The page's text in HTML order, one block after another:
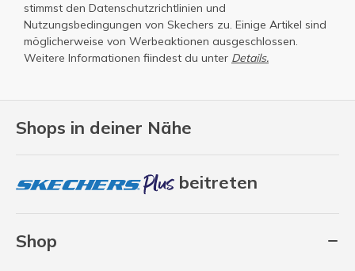
Shops in deiner Nähe
beitreten
Shop
stimmst den Datenschutzrichtlinien und
Nutzungsbedingungen von Skechers zu. Einige Artikel sind
möglicherweise von Werbeaktionen ausgeschlossen.
Weitere Informationen fiindest du unter Details.